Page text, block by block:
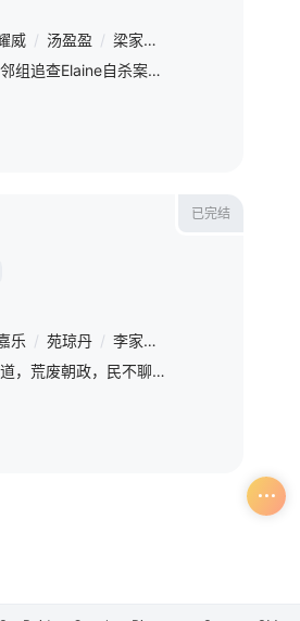
威 / 汤盈盈 / 梁家仁
警员志德奉命协助邻组追查Elaine自杀案，得以跟随警局内的偶像启安办事，而暗恋他的琪琪也默默支持。当发现Elaine无自杀动机，而生前爱上网，决在此线索追寻下去。警方觅得「死亡网页」，欲引出网主
光
已完结
乐 / 苑琼丹 / 李家声
商朝末年，纣王无道，荒废朝政，民不聊生。商朝四大名将之一李靖（元华饰）之妻殷十娘（苑琼丹饰）产子，诞下的竟是一枚肉球。李靖认定这是妖孽降世，挥剑劈开肉球后，里面竟是一个两岁的小孩哪吒（陈浩民饰）。